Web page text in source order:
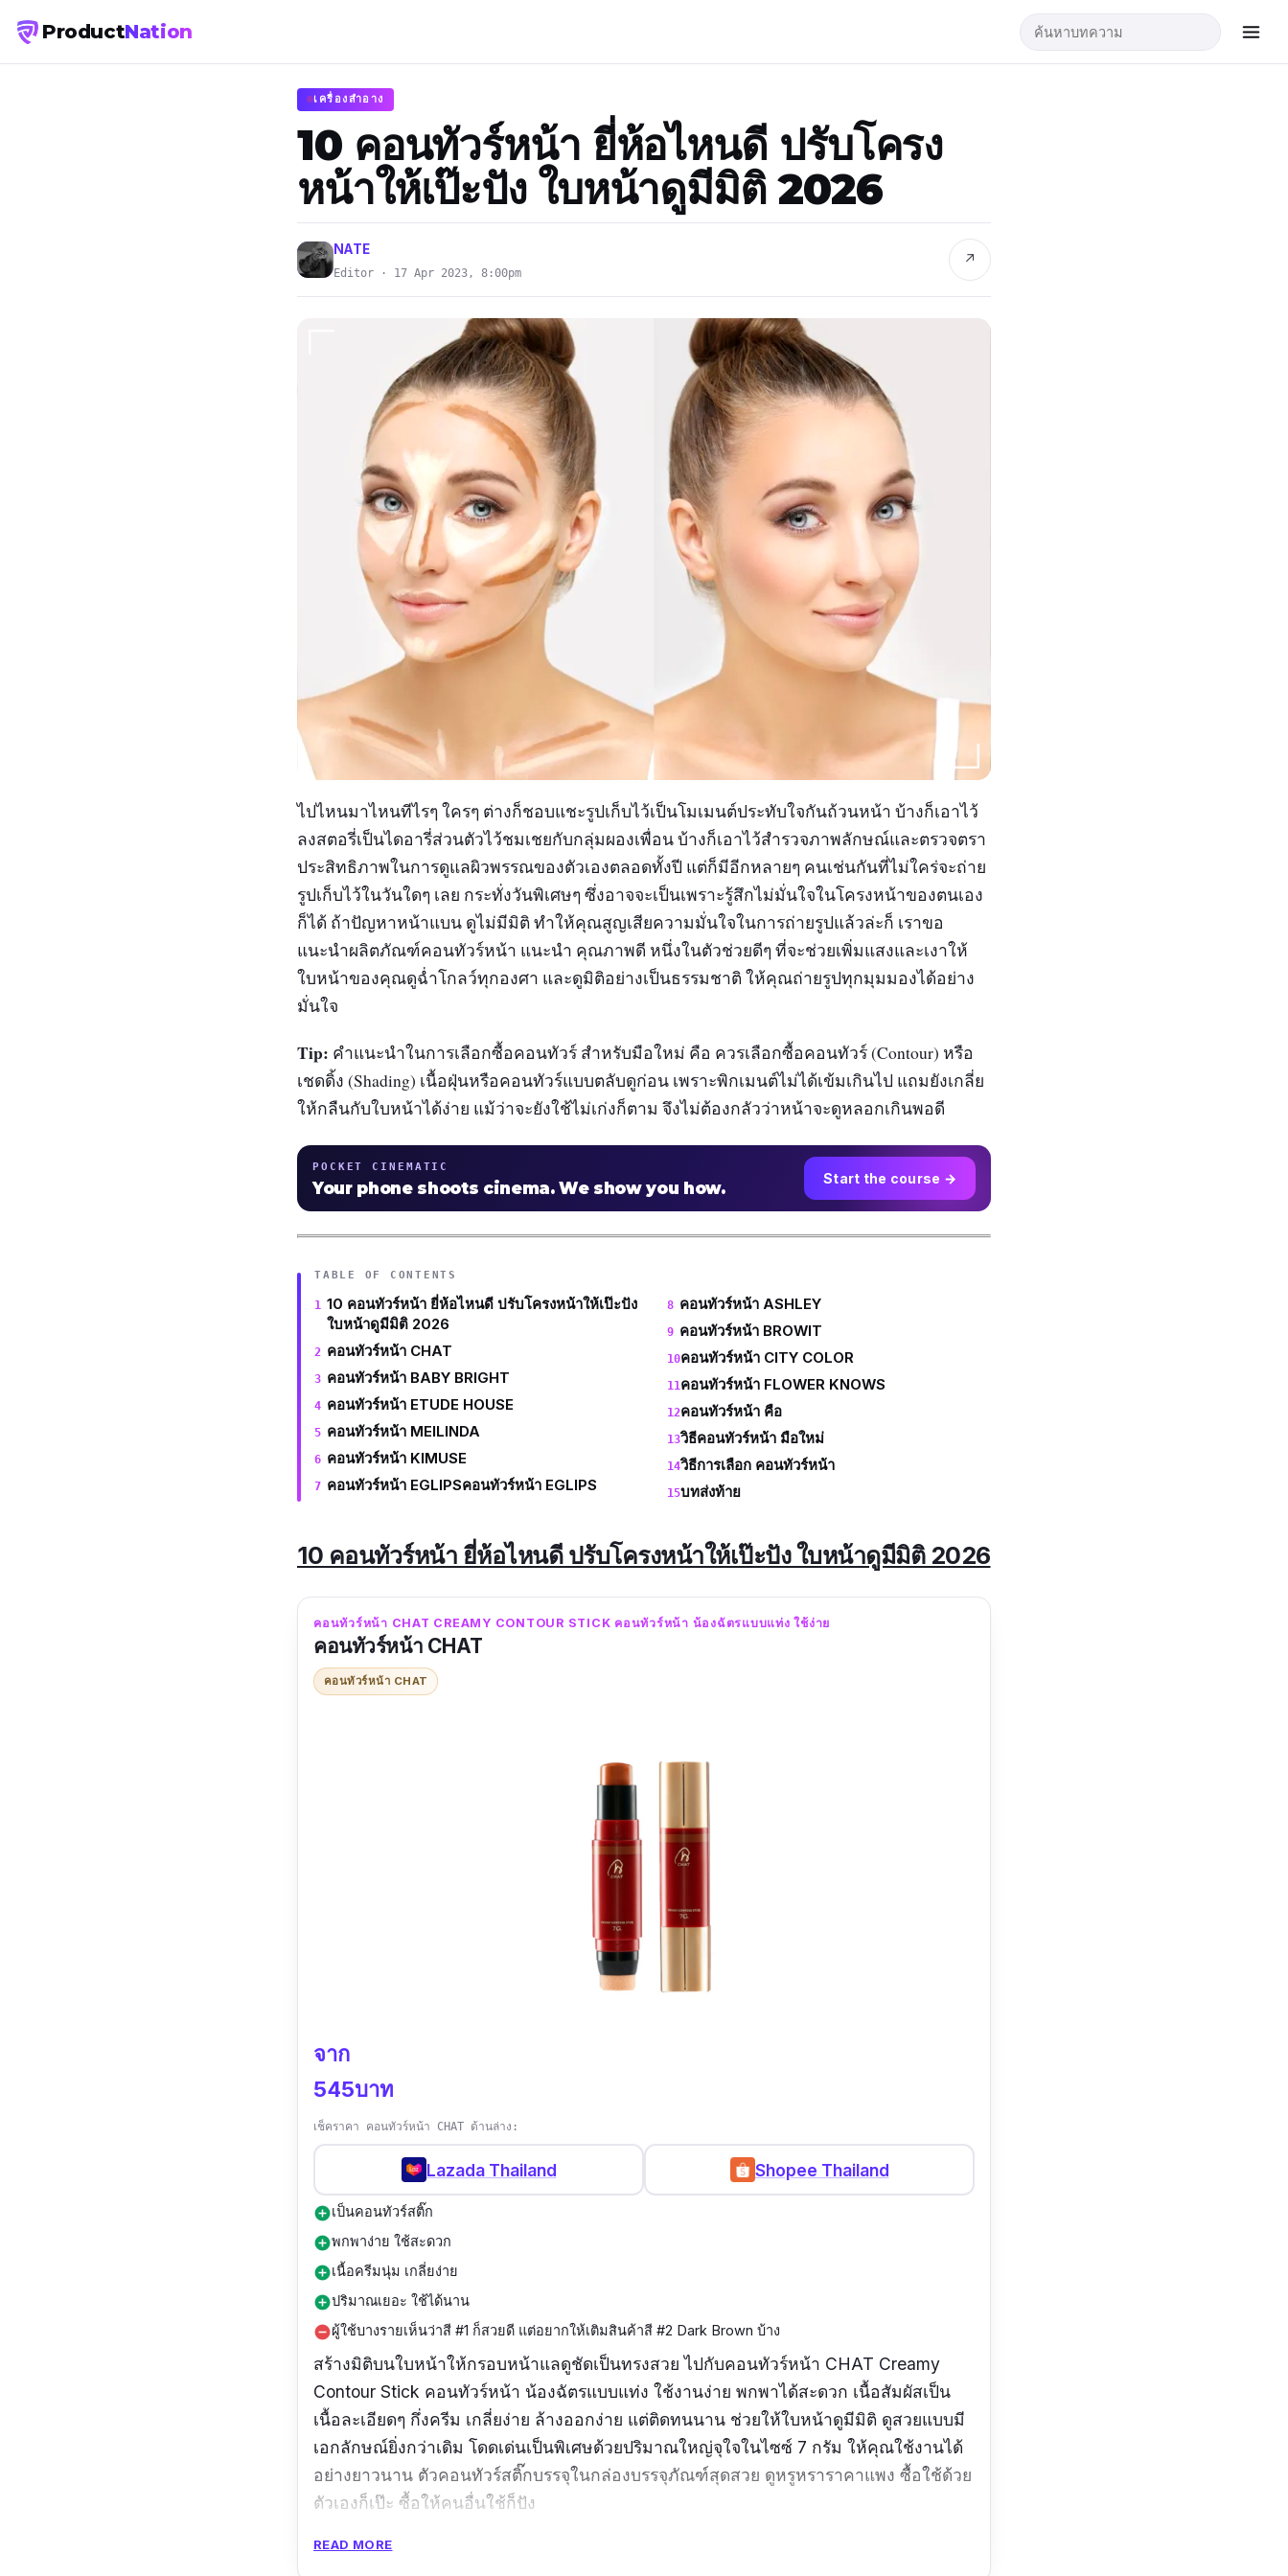
ProductNation
เครื่องสำอาง
10 คอนทัวร์หน้า ยี่ห้อไหนดี ปรับโครง
หน้าให้เป๊ะปัง ใบหน้าดูมีมิติ 2026
NATE
Editor · 17 Apr 2023, 8:00pm
↗
ไปไหนมาไหนทีไรๆ ใครๆ ต่างก็ชอบแชะรูปเก็บไว้เป็นโมเมนต์ประทับใจกันถ้วนหน้า บ้างก็เอาไว้
ลงสตอรี่เป็นไดอารี่ส่วนตัวไว้ชมเชยกับกลุ่มผองเพื่อน บ้างก็เอาไว้สำรวจภาพลักษณ์และตรวจตรา
ประสิทธิภาพในการดูแลผิวพรรณของตัวเองตลอดทั้งปี แต่ก็มีอีกหลายๆ คนเช่นกันที่ไม่ใคร่จะถ่าย
รูปเก็บไว้ในวันใดๆ เลย กระทั่งวันพิเศษๆ ซึ่งอาจจะเป็นเพราะรู้สึกไม่มั่นใจในโครงหน้าของตนเอง
ก็ได้ ถ้าปัญหาหน้าแบน ดูไม่มีมิติ ทำให้คุณสูญเสียความมั่นใจในการถ่ายรูปแล้วล่ะก็ เราขอ
แนะนำผลิตภัณฑ์คอนทัวร์หน้า แนะนำ คุณภาพดี หนึ่งในตัวช่วยดีๆ ที่จะช่วยเพิ่มแสงและเงาให้
ใบหน้าของคุณดูฉ่ำโกลว์ทุกองศา และดูมิติอย่างเป็นธรรมชาติ ให้คุณถ่ายรูปทุกมุมมองได้อย่าง
มั่นใจ
Tip: คำแนะนำในการเลือกซื้อคอนทัวร์ สําหรับมือใหม่ คือ ควรเลือกซื้อคอนทัวร์ (Contour) หรือ
เชดดิ้ง (Shading) เนื้อฝุ่นหรือคอนทัวร์แบบตลับดูก่อน เพราะพิกเมนต์ไม่ได้เข้มเกินไป แถมยังเกลี่ย
ให้กลืนกับใบหน้าได้ง่าย แม้ว่าจะยังใช้ไม่เก่งก็ตาม จึงไม่ต้องกลัวว่าหน้าจะดูหลอกเกินพอดี
POCKET CINEMATIC
Your phone shoots cinema. We show you how. Start the course →
TABLE OF CONTENTS
10 คอนทัวร์หน้า ยี่ห้อไหนดี ปรับโครงหน้าให้เป๊ะปัง
ใบหน้าดูมีมิติ 2026
คอนทัวร์หน้า CHAT
คอนทัวร์หน้า BABY BRIGHT
คอนทัวร์หน้า ETUDE HOUSE
คอนทัวร์หน้า MEILINDA
คอนทัวร์หน้า KIMUSE
คอนทัวร์หน้า EGLIPSคอนทัวร์หน้า EGLIPS
คอนทัวร์หน้า ASHLEY
คอนทัวร์หน้า BROWIT
คอนทัวร์หน้า CITY COLOR
คอนทัวร์หน้า FLOWER KNOWS
คอนทัวร์หน้า คือ
วิธีคอนทัวร์หน้า มือใหม่
วิธีการเลือก คอนทัวร์หน้า
บทส่งท้าย
10 คอนทัวร์หน้า ยี่ห้อไหนดี ปรับโครงหน้าให้เป๊ะปัง ใบหน้าดูมีมิติ 2026
คอนทัวร์หน้า CHAT CREAMY CONTOUR STICK คอนทัวร์หน้า น้องฉัตรแบบแท่ง ใช้ง่าย
คอนทัวร์หน้า CHAT
คอนทัวร์หน้า CHAT
จาก
545บาท
เช็คราคา คอนทัวร์หน้า CHAT ด้านล่าง:
Lazada Thailand Shopee Thailand
add_circleเป็นคอนทัวร์สติ๊ก
add_circleพกพาง่าย ใช้สะดวก
add_circleเนื้อครีมนุ่ม เกลี่ยง่าย
add_circleปริมาณเยอะ ใช้ได้นาน
remove_circleผู้ใช้บางรายเห็นว่าสี #1 ก็สวยดี แต่อยากให้เติมสินค้าสี #2 Dark Brown บ้าง
สร้างมิติบนใบหน้าให้กรอบหน้าแลดูชัดเป็นทรงสวย ไปกับคอนทัวร์หน้า CHAT Creamy
Contour Stick คอนทัวร์หน้า น้องฉัตรแบบแท่ง ใช้งานง่าย พกพาได้สะดวก เนื้อสัมผัสเป็น
เนื้อละเอียดๆ กึ่งครีม เกลี่ยง่าย ล้างออกง่าย แต่ติดทนนาน ช่วยให้ใบหน้าดูมีมิติ ดูสวยแบบมี
เอกลักษณ์ยิ่งกว่าเดิม โดดเด่นเป็นพิเศษด้วยปริมาณใหญ่จุใจในไซซ์ 7 กรัม ให้คุณใช้งานได้
อย่างยาวนาน ตัวคอนทัวร์สติ๊กบรรจุในกล่องบรรจุภัณฑ์สุดสวย ดูหรูหราราคาแพง ซื้อใช้ด้วย
ตัวเองก็เป๊ะ ซื้อให้คนอื่นใช้ก็ปัง
ข้อมูลเฉพาะ
READ MORE